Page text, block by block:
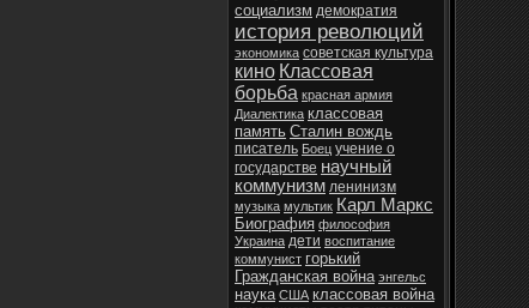
социализм демократия
история революций
экономика советская культура
кино Классовая
борьба красная армия
Диалектика классовая
память Сталин вождь
писатель Боец учение о
государстве научный
коммунизм ленинизм
музыка мультик Карл Маркс
Биография философия
Украина дети воспитание
коммунист горький
Гражданская война энгельс
наука США классовая война